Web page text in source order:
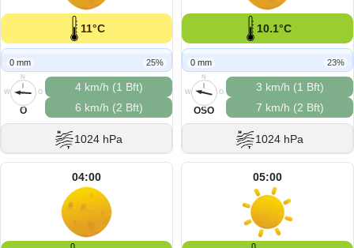
11°C
0 mm 25%
N
O
S
W
O
4 km/h (1 Bft)
6 km/h (2 Bft)
1024 hPa
10.1°C
0 mm 23%
N
O
S
W
OSO
3 km/h (1 Bft)
7 km/h (2 Bft)
1024 hPa
04:00 05:00